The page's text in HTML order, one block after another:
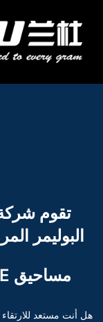
البوليمر
هل أنت مستعد للارتقاء